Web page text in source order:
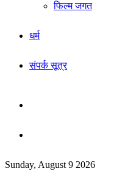
फिल्म जगत
धर्म
संपर्क सूत्र
for
Sunday, August 9 2026